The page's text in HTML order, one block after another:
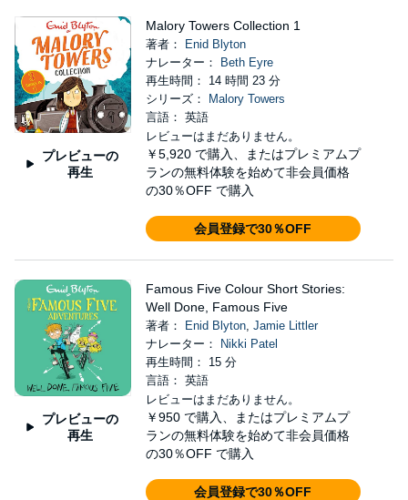
プレビューの
再生
Malory Towers Collection 1
著者：
Enid Blyton
ナレーター：
Beth Eyre
再生時間： 14 時間 23 分
シリーズ：
Malory Towers
言語： 英語
レビューはまだありません。
￥5,920 で購入、またはプレミアムプ
ランの無料体験を始めて非会員価格
の30％OFF で購入
会員登録で30％OFF
プレビューの
再生
Famous Five Colour Short Stories:
Well Done, Famous Five
著者： Enid Blyton, Jamie Littler
ナレーター：
Nikki Patel
再生時間： 15 分
言語： 英語
レビューはまだありません。
￥950 で購入、またはプレミアムプ
ランの無料体験を始めて非会員価格
の30％OFF で購入
会員登録で30％OFF